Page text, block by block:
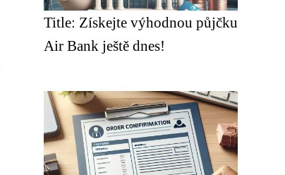
Title: Získejte výhodnou půjčku
Air Bank ještě dnes!